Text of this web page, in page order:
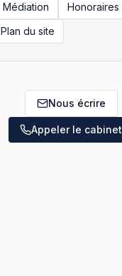
Médiation Honoraires
Plan du site
Nous écrire
Appeler le cabinet